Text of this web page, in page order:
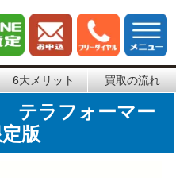
6大メリット 買取の流れ
テラフォーマー
版